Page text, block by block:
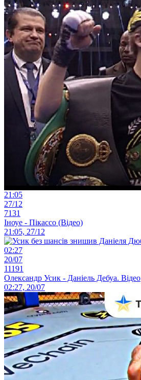
21:05
27/12
7131
Іноуе - Пікассо (Відео)
21:05, 27/12
02:27
20/07
11191
Олександр Усик - Даніель Дебуа. Відео
02:27, 20/07